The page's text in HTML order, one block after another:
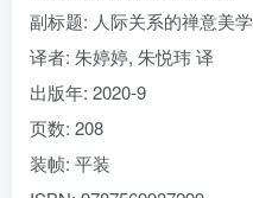
副标题: 人际关系的禅意美学
译者: 朱婷婷, 朱悦玮 译
出版年: 2020-9
页数: 208
装帧: 平装